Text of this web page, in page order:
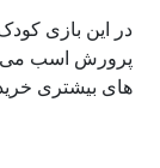
در این بازی
پرورش اسب می
های بیشتری